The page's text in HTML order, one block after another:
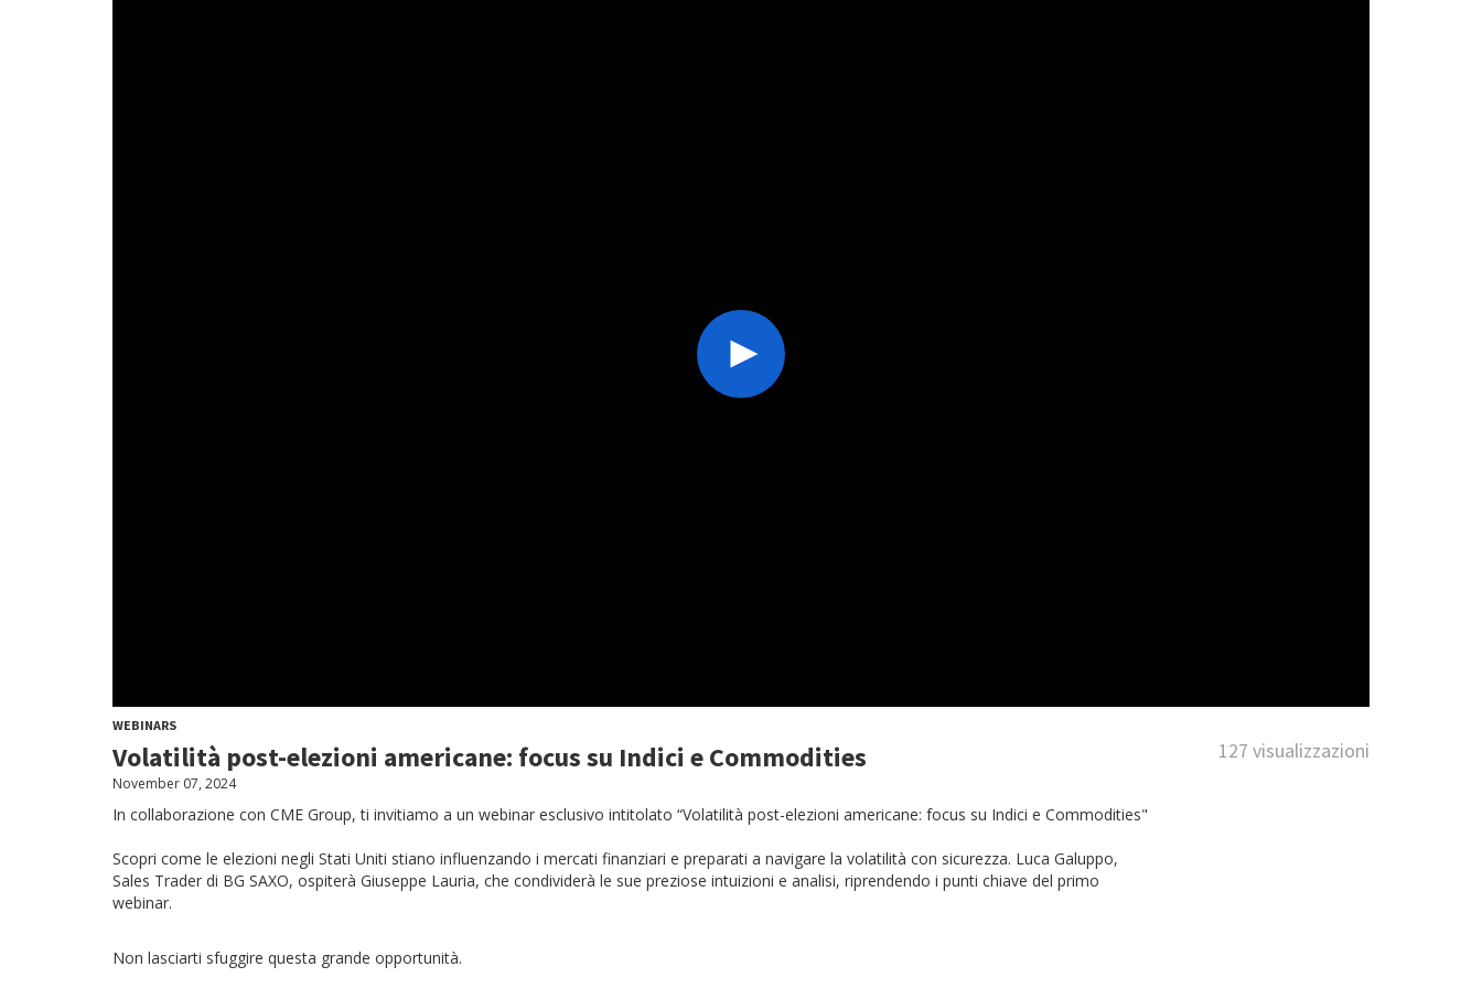
WEBINARS
Volatilità post-elezioni americane: focus su Indici e Commodities 127 visualizzazioni
November 07, 2024
In collaborazione con CME Group, ti invitiamo a un webinar esclusivo intitolato “Volatilità post-elezioni americane: focus su Indici e Commodities"
Scopri come le elezioni negli Stati Uniti stiano influenzando i mercati finanziari e preparati a navigare la volatilità con sicurezza. Luca Galuppo,
Sales Trader di BG SAXO, ospiterà Giuseppe Lauria, che condividerà le sue preziose intuizioni e analisi, riprendendo i punti chiave del primo
webinar.
Non lasciarti sfuggire questa grande opportunità.